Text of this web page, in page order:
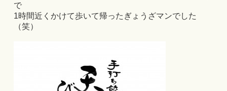
で
1時間近くかけて歩いて帰ったぎょうざマンでした
（笑）